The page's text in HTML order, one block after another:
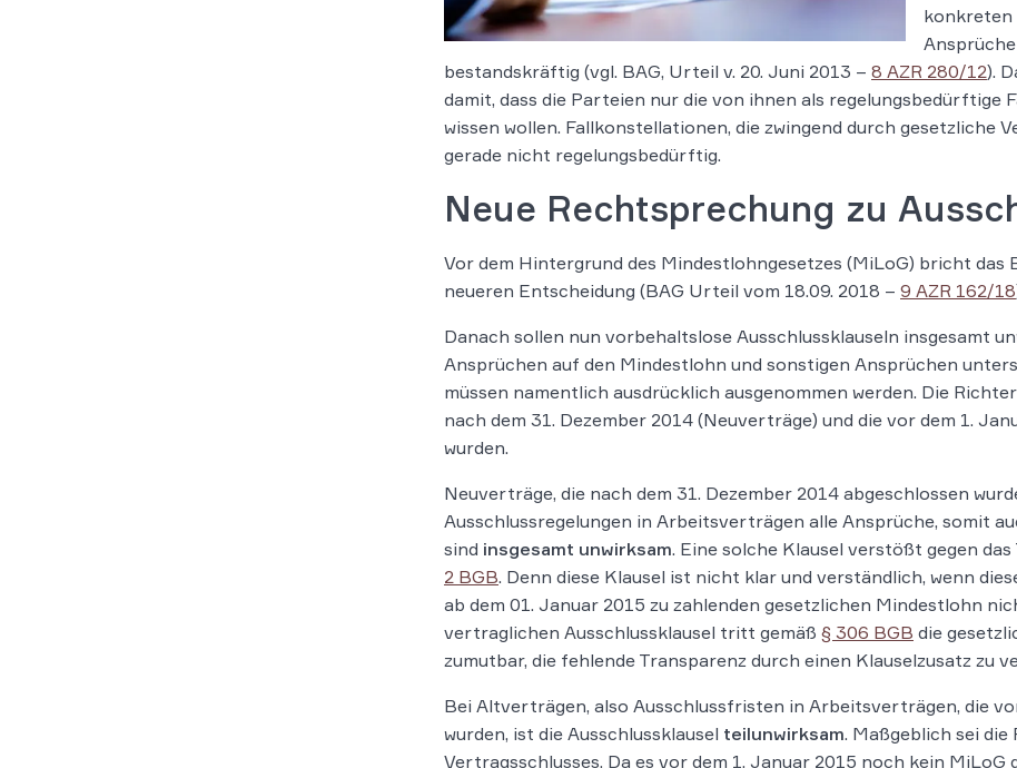
konkreten
bestandskräftig (vgl. BAG, Urteil v. 20. Juni 2013 – 8 AZR 280/12).
damit, dass die Parteien nur die von ihnen als regelungsbedürftige
wissen wollen. Fallkonstellationen, die zwingend durch gesetzliche
gerade nicht regelungsbedürftig.
Neue Rechtsprechung zu
Vor dem Hintergrund des Mindestlohngesetzes (MiLoG) bricht
neueren Entscheidung (BAG Urteil vom 18.09. 2018 – 9 AZR 162/18
Danach sollen nun vorbehaltslose Ausschlussklauseln insgesamt
Ansprüchen auf den Mindestlohn und sonstigen Ansprüchen
müssen namentlich ausdrücklich ausgenommen werden. Die
nach dem 31. Dezember 2014 (Neuverträge) und die vor dem 1.
wurden.
Neuverträge, die nach dem 31. Dezember 2014 abgeschlossen
Ausschlussregelungen in Arbeitsverträgen alle Ansprüche, somit
sind insgesamt unwirksam. Eine solche Klausel verstößt gegen
2 BGB. Denn diese Klausel ist nicht klar und verständlich, wenn
ab dem 01. Januar 2015 zu zahlenden gesetzlichen Mindestlohn
vertraglichen Ausschlussklausel tritt gemäß § 306 BGB die
zumutbar, die fehlende Transparenz durch einen Klauselzusatz zu
Bei Altverträgen, also Ausschlussfristen in Arbeitsverträgen, die
wurden, ist die Ausschlussklausel teilunwirksam. Maßgeblich sei
Vertragsschlusses. Da es vor dem 1. Januar 2015 noch kein MiLoG